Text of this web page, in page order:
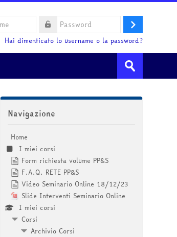
Login
Hai dimenticato lo username o la password?
Invia
Salta Navigazione
Navigazione
Home
I miei corsi
Form richiesta volume PP&S
F.A.Q. RETE PP&S
Video Seminario Online 18/12/23
Slide Interventi Seminario Online
I miei corsi
Corsi
Archivio Corsi